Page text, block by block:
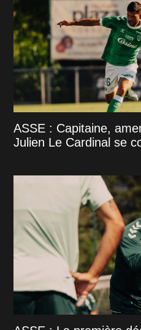
ASSE : Capitaine,
Julien Le Cardinal se